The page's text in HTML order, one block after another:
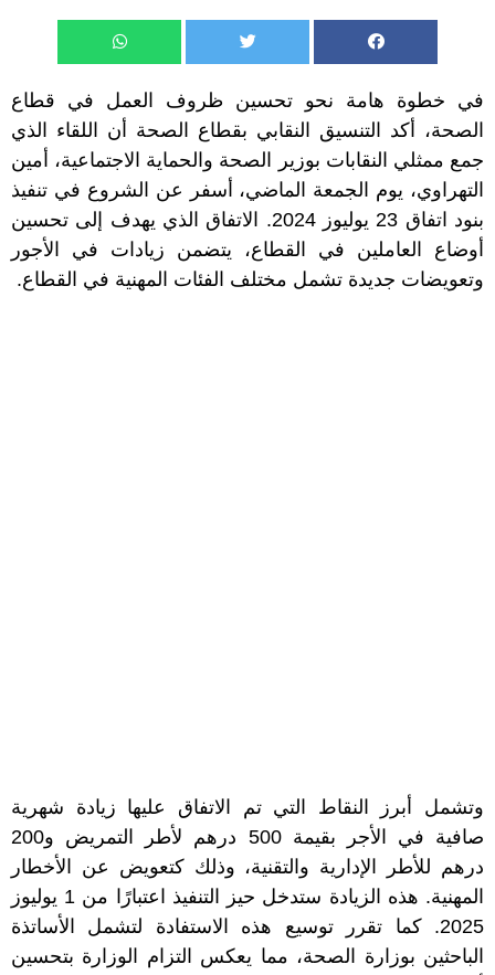
في خطوة هامة نحو تحسين ظروف العمل في قطاع
الصحة، أكد التنسيق النقابي بقطاع الصحة أن اللقاء الذي
جمع ممثلي النقابات بوزير الصحة والحماية الاجتماعية، أمين
التهراوي، يوم الجمعة الماضي، أسفر عن الشروع في تنفيذ
بنود اتفاق 23 يوليوز 2024. الاتفاق الذي يهدف إلى تحسين
أوضاع العاملين في القطاع، يتضمن زيادات في الأجور
وتعويضات جديدة تشمل مختلف الفئات المهنية في القطاع.
وتشمل أبرز النقاط التي تم الاتفاق عليها زيادة شهرية
صافية في الأجر بقيمة 500 درهم لأطر التمريض و200
درهم للأطر الإدارية والتقنية، وذلك كتعويض عن الأخطار
المهنية. هذه الزيادة ستدخل حيز التنفيذ اعتبارًا من 1 يوليوز
2025. كما تقرر توسيع هذه الاستفادة لتشمل الأساتذة
الباحثين بوزارة الصحة، مما يعكس التزام الوزارة بتحسين